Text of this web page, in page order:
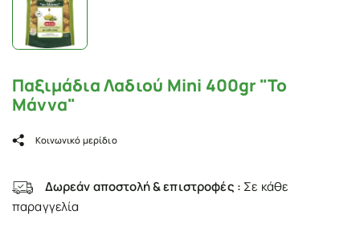
Παξιμάδια Λαδιού Mini 400gr "Το
Μάννα"
Κοινωνικό μερίδιο
Δωρεάν αποστολή & επιστροφές : Σε κάθε
παραγγελία